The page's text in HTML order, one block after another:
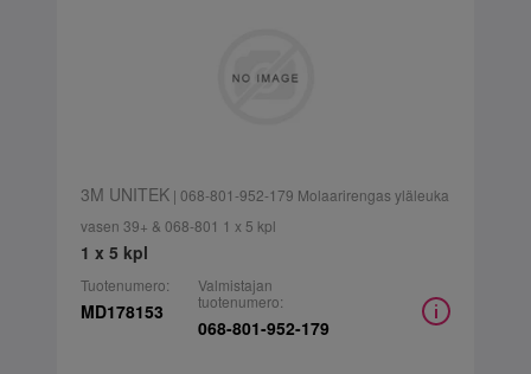
3M UNITEK| 068-801-952-179 Molaarirengas yläleuka
vasen 39+ & 068-801 1 x 5 kpl
1 x 5 kpl
Tuotenumero:
MD178153
Valmistajan
tuotenumero:
068-801-952-179